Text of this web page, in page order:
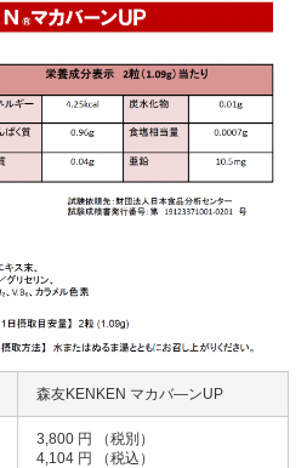
森友KENKEN マカバ—ンUP
3,800 円 （税別）
4,104 円 （税込）